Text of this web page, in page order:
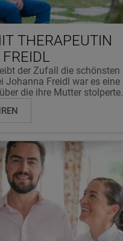
THERAPEUTIN
der Zufall die schönsten
Johanna Freidl war es eine
die ihre Mutter stolperte.